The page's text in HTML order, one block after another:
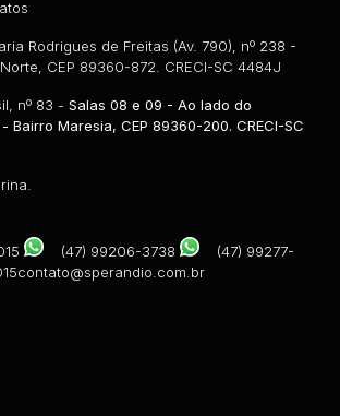
Rodrigues de Freitas (Av. 790), nº 238 -
CEP 89360-872. CRECI-SC 4484J
nº 83 - Salas 08 e 09 - Ao lado do
Bairro Maresia, CEP 89360-200. CRECI-SC
(47) 99206-3738
(47) 99277-
contato@sperandio.com.br